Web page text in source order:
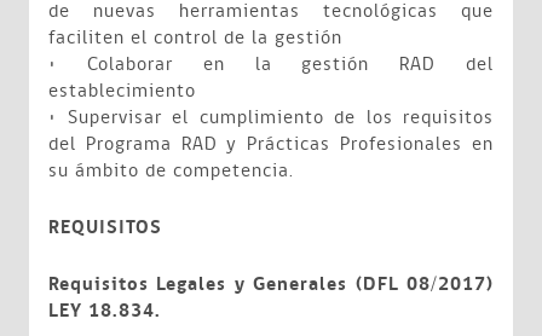
de nuevas herramientas tecnológicas que
faciliten el control de la gestión
• Colaborar en la gestión RAD del
establecimiento
• Supervisar el cumplimiento de los requisitos
del Programa RAD y Prácticas Profesionales en
su ámbito de competencia.
REQUISITOS
Requisitos Legales y Generales (DFL 08/2017)
LEY 18.834.